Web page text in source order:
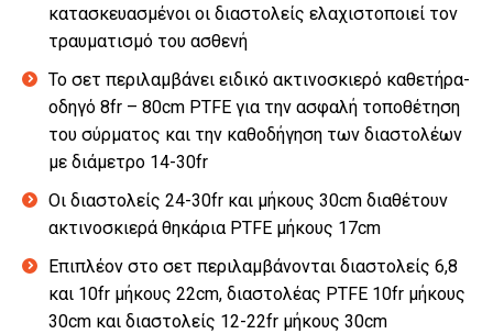
κατασκευασμένοι οι διαστολείς ελαχιστοποιεί τον
τραυματισμό του ασθενή
Το σετ περιλαμβάνει ειδικό ακτινοσκιερό καθετήρα-
οδηγό 8fr – 80cm PTFE για την ασφαλή τοποθέτηση
του σύρματος και την καθοδήγηση των διαστολέων
με διάμετρο 14-30fr
Οι διαστολείς 24-30fr και μήκους 30cm διαθέτουν
ακτινοσκιερά θηκάρια PTFE μήκους 17cm
Επιπλέον στο σετ περιλαμβάνονται διαστολείς 6,8
και 10fr μήκους 22cm, διαστολέας PTFE 10fr μήκους
30cm και διαστολείς 12-22fr μήκους 30cm